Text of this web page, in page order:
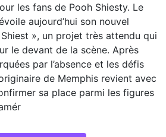
les fans de Pooh Shiesty. Le
aujourd’hui son nouvel
», un projet très attendu qui
le devant de la scène. Après
par l’absence et les défis
de Memphis revient avec
sa place parmi les figures